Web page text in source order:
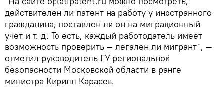
действителен ли патент на работу у иностранного
гражданина, поставлен ли он на миграционный
учет и т. д. То есть, каждый работодатель имеет
возможность проверить — легален ли мигрант", —
отметил руководитель ГУ региональной
безопасности Московской области в ранге
министра Кирилл Карасев.